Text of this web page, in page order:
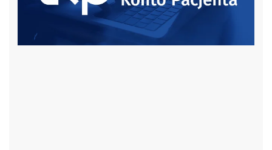
czytaj więcej